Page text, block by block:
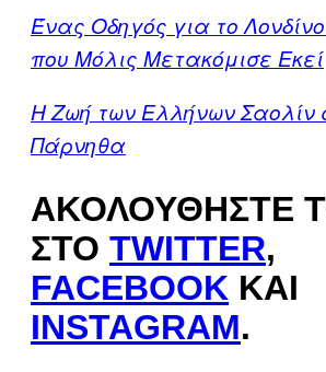
Ένας Οδηγός για το
που Μόλις Μετακόμισε Εκεί
Η Ζωή των Ελλήνων Σαολίν
Πάρνηθα
ΑΚΟΛΟΥΘΉΣΤΕ
ΣΤΟ TWITTER,
FACEBOOK ΚΑΙ
INSTAGRAM.